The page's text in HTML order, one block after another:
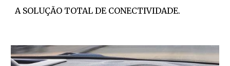
A SOLUÇÃO TOTAL DE CONECTIVIDADE.